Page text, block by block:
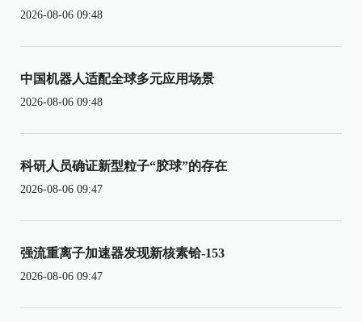
2026-08-06 09:48
中国机器人适配全球多元应用场景
2026-08-06 09:48
科研人员确证新型粒子“胶球”的存在
2026-08-06 09:47
强流重离子加速器发现新核素铪-153
2026-08-06 09:47